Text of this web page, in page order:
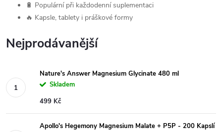
🔋 Populární při každodenní suplementaci
🔥 Kapsle, tablety i práškové formy
Nejprodávanější
Nature's Answer Magnesium Glycinate 480 ml
Skladem
499 Kč
Apollo's Hegemony Magnesium Malate + P5P - 200 Kapslí